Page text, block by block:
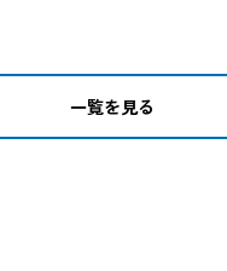
一覧を見る